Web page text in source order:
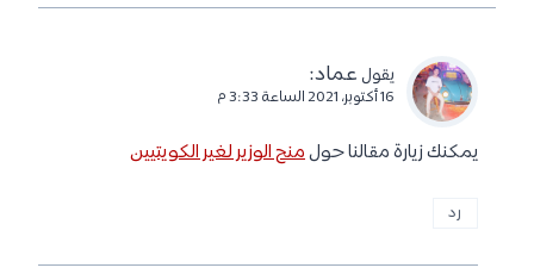
يقول عماد:
16 أكتوبر، 2021 الساعة 3:33 م
يمكنك زيارة مقالنا حولمنح الوزير لغير الكويتيين
رد